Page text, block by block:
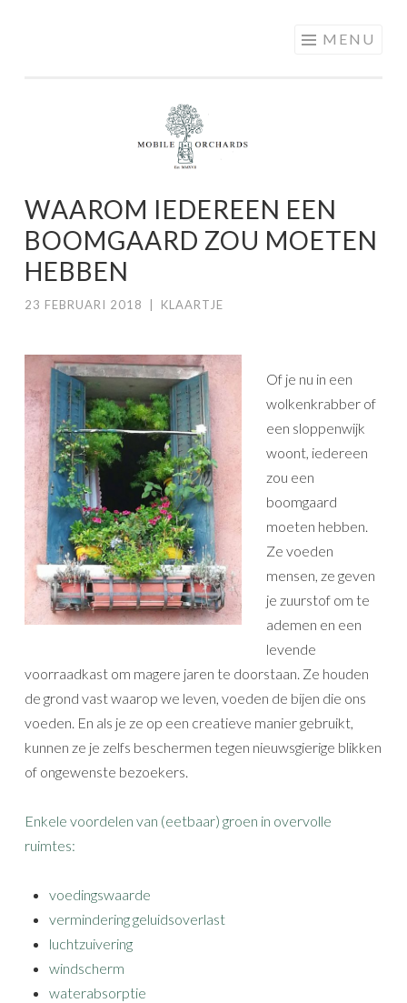
MENU
WAAROM IEDEREEN EEN
BOOMGAARD ZOU MOETEN
HEBBEN
23 FEBRUARI 2018 KLAARTJE
Of je nu in een
wolkenkrabber of
een sloppenwijk
woont, iedereen
zou een
boomgaard
moeten hebben.
Ze voeden
mensen, ze geven
je zuurstof om te
ademen en een
levende
voorraadkast om magere jaren te doorstaan. Ze houden
de grond vast waarop we leven, voeden de bijen die ons
voeden. En als je ze op een creatieve manier gebruikt,
kunnen ze je zelfs beschermen tegen nieuwsgierige blikken
of ongewenste bezoekers.
Enkele voordelen van (eetbaar) groen in overvolle
ruimtes:
voedingswaarde
vermindering geluidsoverlast
luchtzuivering
windscherm
waterabsorptie